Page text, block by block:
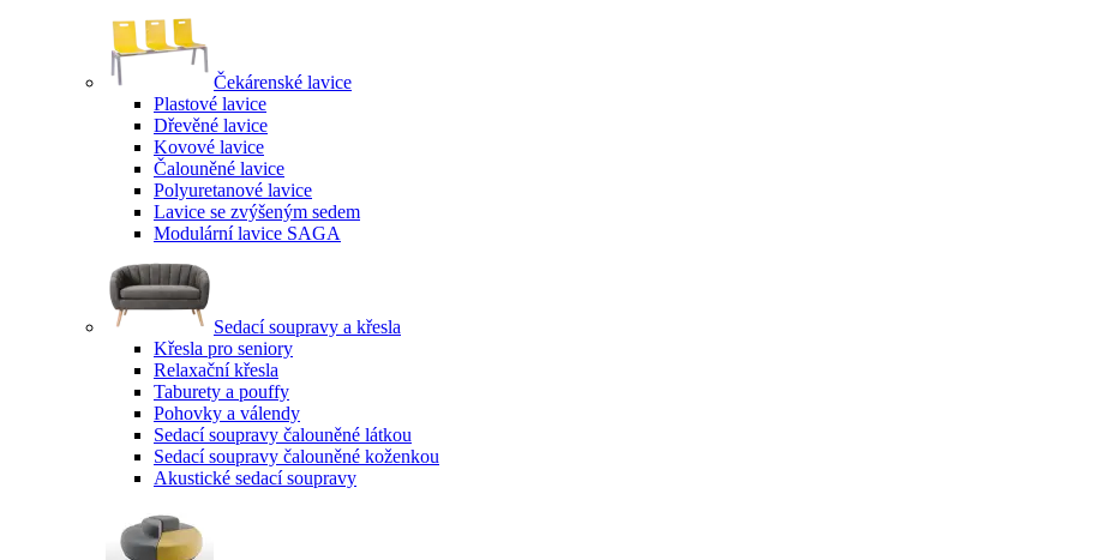
Čekárenské lavice
Plastové lavice
Dřevěné lavice
Kovové lavice
Čalouněné lavice
Polyuretanové lavice
Lavice se zvýšeným sedem
Modulární lavice SAGA
Sedací soupravy a křesla
Křesla pro seniory
Relaxační křesla
Taburety a pouffy
Pohovky a válendy
Sedací soupravy čalouněné látkou
Sedací soupravy čalouněné koženkou
Akustické sedací soupravy